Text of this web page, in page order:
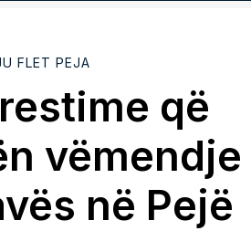
FLET PEJA
që
vëmendje
në Pejë